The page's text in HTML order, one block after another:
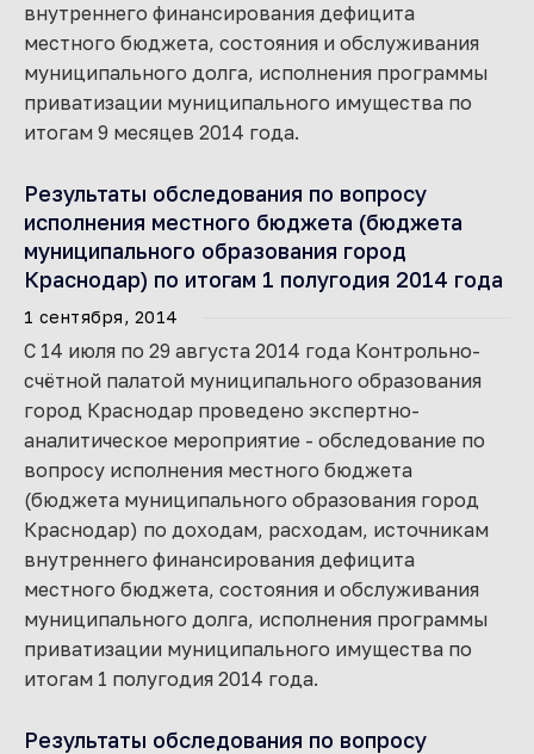
внутреннего финансирования дефицита
местного бюджета, состояния и обслуживания
муниципального долга, исполнения программы
приватизации муниципального имущества по
итогам 9 месяцев 2014 года.
Результаты обследования по вопросу
исполнения местного бюджета (бюджета
муниципального образования город
Краснодар) по итогам 1 полугодия 2014 года
1 сентября, 2014
С 14 июля по 29 августа 2014 года Контрольно-
счётной палатой муниципального образования
город Краснодар проведено экспертно-
аналитическое мероприятие - обследование по
вопросу исполнения местного бюджета
(бюджета муниципального образования город
Краснодар) по доходам, расходам, источникам
внутреннего финансирования дефицита
местного бюджета, состояния и обслуживания
муниципального долга, исполнения программы
приватизации муниципального имущества по
итогам 1 полугодия 2014 года.
Результаты обследования по вопросу